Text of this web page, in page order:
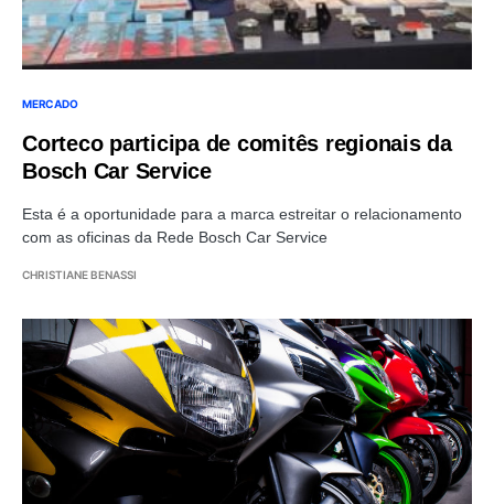
MERCADO
Corteco participa de comitês regionais da
Bosch Car Service
Esta é a oportunidade para a marca estreitar o relacionamento
com as oficinas da Rede Bosch Car Service
CHRISTIANE BENASSI